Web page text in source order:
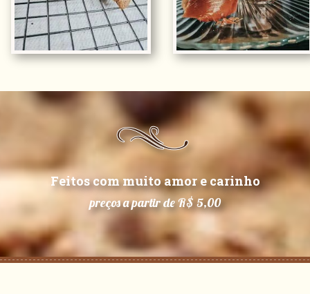
Feitos com muito amor e carinho
preços a partir de R$ 5,00